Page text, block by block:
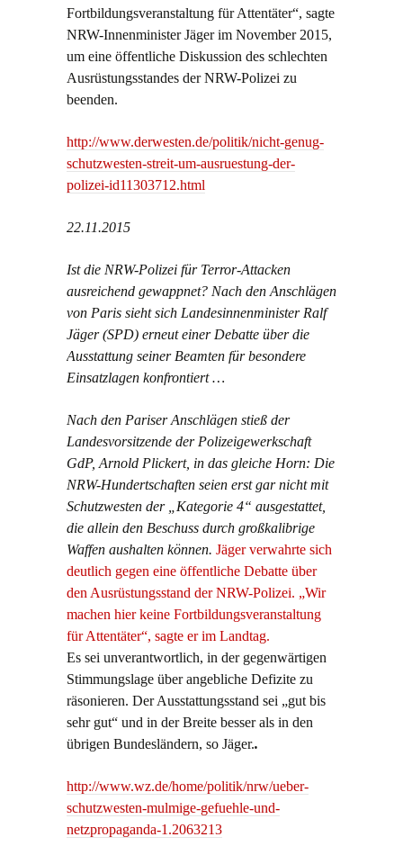
Fortbildungsveranstaltung für Attentäter“, sagte
NRW-Innenminister Jäger im November 2015,
um eine öffentliche Diskussion des schlechten
Ausrüstungsstandes der NRW-Polizei zu
beenden.
http://www.derwesten.de/politik/nicht-genug-
schutzwesten-streit-um-ausruestung-der-
polizei-id11303712.html
22.11.2015
Ist die NRW-Polizei für Terror-Attacken
ausreichend gewappnet? Nach den Anschlägen
von Paris sieht sich Landesinnenminister Ralf
Jäger (SPD) erneut einer Debatte über die
Ausstattung seiner Beamten für besondere
Einsatzlagen konfrontiert …
Nach den Pariser Anschlägen stieß der
Landesvorsitzende der Polizeigewerkschaft
GdP, Arnold Plickert, in das gleiche Horn: Die
NRW-Hundertschaften seien erst gar nicht mit
Schutzwesten der „Kategorie 4“ ausgestattet,
die allein den Beschuss durch großkalibrige
Waffen aushalten können. Jäger verwahrte sich
deutlich gegen eine öffentliche Debatte über
den Ausrüstungsstand der NRW-Polizei. „Wir
machen hier keine Fortbildungsveranstaltung
für Attentäter“, sagte er im Landtag.
Es sei unverantwortlich, in der gegenwärtigen
Stimmungslage über angebliche Defizite zu
räsonieren. Der Ausstattungsstand sei „gut bis
sehr gut“ und in der Breite besser als in den
übrigen Bundesländern, so Jäger..
http://www.wz.de/home/politik/nrw/ueber-
schutzwesten-mulmige-gefuehle-und-
netzpropaganda-1.2063213